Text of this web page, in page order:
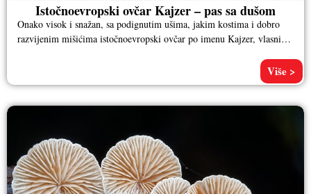
Istočnoevropski ovčar Kajzer – pas sa dušom
Onako visok i snažan, sa podignutim ušima, jakim kostima i dobro
razvijenim mišićima istočnoevropski ovčar po imenu Kajzer, vlasnika
Više >